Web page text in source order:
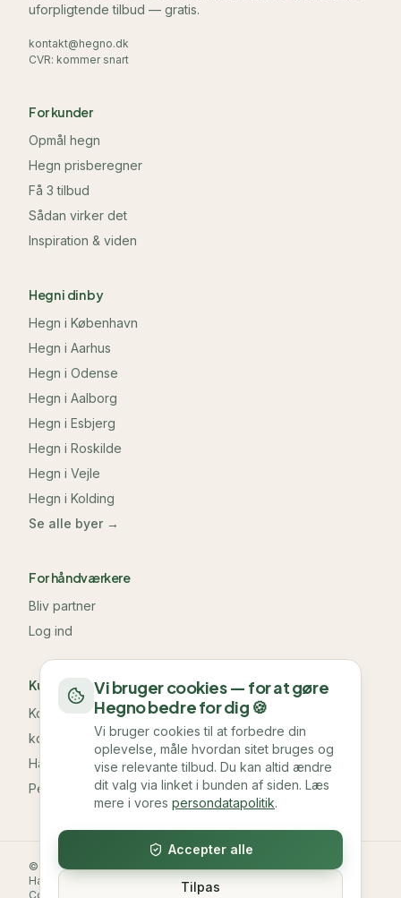
uforpligtende tilbud — gratis.
kontakt@hegno.dk
CVR: kommer snart
For kunder
Opmål hegn
Hegn prisberegner
Få 3 tilbud
Sådan virker det
Inspiration & viden
Hegn i din by
Hegn i København
Hegn i Aarhus
Hegn i Odense
Hegn i Aalborg
Hegn i Esbjerg
Hegn i Roskilde
Hegn i Vejle
Hegn i Kolding
Se alle byer →
For håndværkere
Bliv partner
Log ind
Kundeservice & information
Kontakt os
kontakt@hegno.dk
Handelsbetingelser
Persondatapolitik
© 2026Hegno. Alle rettigheder forbeholdes.
Handelsbetingelser
Persondatapolitik
Cookie-indstillinger
Vi bruger cookies — for at gøre
Hegno bedre for dig 🍪
Vi bruger cookies til at forbedre din
oplevelse, måle hvordan sitet bruges og
vise relevante tilbud. Du kan altid ændre
dit valg via linket i bunden af siden. Læs
mere i vores persondatapolitik.
Tilpas
Accepter alle